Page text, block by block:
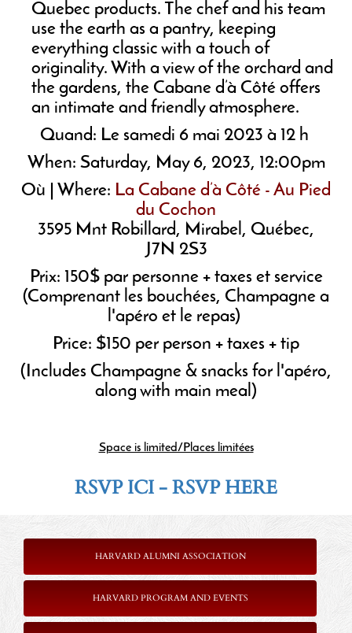
Quebec products. The chef and his team
use the earth as a pantry, keeping
everything classic with a touch of
originality. With a view of the orchard and
the gardens, the Cabane d’à Côté offers
an intimate and friendly atmosphere.
Quand: Le samedi 6 mai 2023 à 12 h
When: Saturday, May 6, 2023, 12:00pm
Où | Where: La Cabane d’à Côté - Au Pied
du Cochon
3595 Mnt Robillard, Mirabel, Québec,
J7N 2S3
Prix: 150$ par personne + taxes et service
(Comprenant les bouchées, Champagne a
l'apéro et le repas)
Price: $150 per person + taxes + tip
(Includes Champagne & snacks for l'apéro,
along with main meal)
Space is limited/Places limitées
RSVP ICI - RSVP HERE
HARVARD ALUMNI ASSOCIATION
HARVARD PROGRAM AND EVENTS